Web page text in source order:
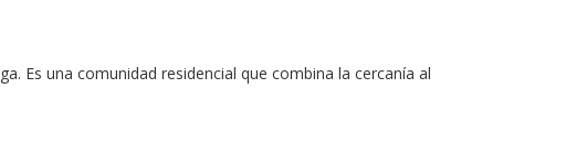
Es una comunidad residencial que combina la cercanía al